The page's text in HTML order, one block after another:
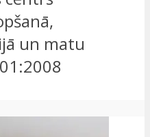
un matu